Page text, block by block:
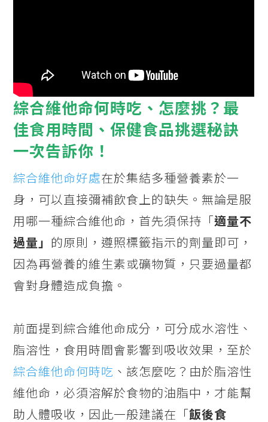
綜合維他命何時吃、怎麼挑？最
佳食用時間、保健食品挑選秘訣
一次告訴你！
綜合維他命好處在於集結多種營養素於一
身，可以直接彌補飲食上的缺失。無論是服
用哪一種綜合維他命，首先須保持「適量不
過量」 的原則，遵照標籤指示的劑量即可，
因為再營養的維生素或礦物質，只要過量都
會對身體造成負擔。
前面提到綜合維他命成分，可分成水溶性、
脂溶性，食用時間會影響到吸收效果，至於
綜合維他命何時吃 、該怎麼吃？由於脂溶性
維他命，必須溶解於食物的油脂中，才能幫
助人體吸收，因此一般建議在「飯後食